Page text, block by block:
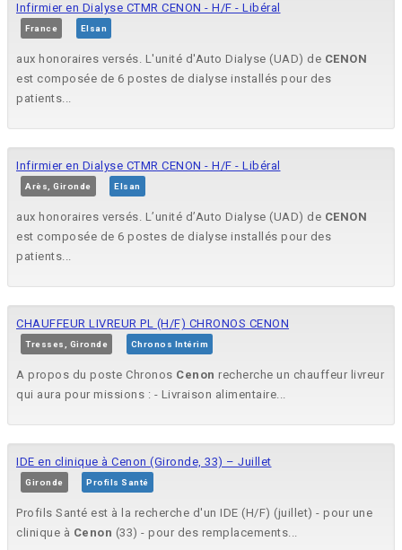
Infirmier en Dialyse CTMR CENON - H/F - Libéral
France Elsan
aux honoraires versés. L'unité d'Auto Dialyse (UAD) de CENON
est composée de 6 postes de dialyse installés pour des
patients...
Infirmier en Dialyse CTMR CENON - H/F - Libéral
Arès, Gironde Elsan
aux honoraires versés. L’unité d’Auto Dialyse (UAD) de CENON
est composée de 6 postes de dialyse installés pour des
patients...
CHAUFFEUR LIVREUR PL (H/F) CHRONOS CENON
Tresses, Gironde Chronos Intérim
A propos du poste Chronos Cenon recherche un chauffeur livreur
qui aura pour missions : - Livraison alimentaire...
IDE en clinique à Cenon (Gironde, 33) – Juillet
Gironde Profils Santé
Profils Santé est à la recherche d'un IDE (H/F) (juillet) - pour une
clinique à Cenon (33) - pour des remplacements...